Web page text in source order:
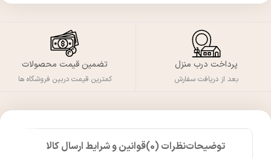
پرداخت درب منزل
بعد از دریافت سفارش
تضمین قیمت محصولات
کمترین قیمت دربین فروشگاه ها
توضیحاتنظرات (0) قوانین و شرایط ارسال کالا